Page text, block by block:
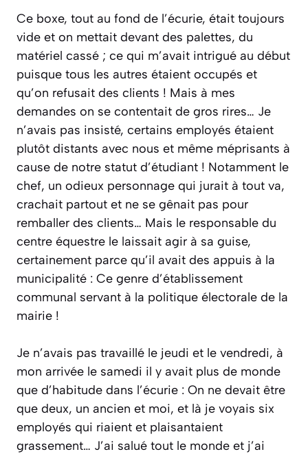
Ce boxe, tout au fond de l’écurie, était toujours
vide et on mettait devant des palettes, du
matériel cassé ; ce qui m’avait intrigué au début
puisque tous les autres étaient occupés et
qu’on refusait des clients ! Mais à mes
demandes on se contentait de gros rires… Je
n’avais pas insisté, certains employés étaient
plutôt distants avec nous et même méprisants à
cause de notre statut d’étudiant ! Notamment le
chef, un odieux personnage qui jurait à tout va,
crachait partout et ne se gênait pas pour
remballer des clients… Mais le responsable du
centre équestre le laissait agir à sa guise,
certainement parce qu’il avait des appuis à la
municipalité : Ce genre d’établissement
communal servant à la politique électorale de la
mairie !
Je n’avais pas travaillé le jeudi et le vendredi, à
mon arrivée le samedi il y avait plus de monde
que d’habitude dans l’écurie : On ne devait être
que deux, un ancien et moi, et là je voyais six
employés qui riaient et plaisantaient
grassement… J’ai salué tout le monde et j’ai